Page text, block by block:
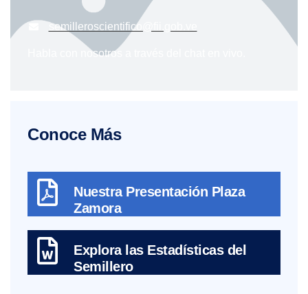
semilleroscientifico@fii.gob.ve
Habla con nosotros a través del chat en vivo.
Conoce Más
Nuestra Presentación Plaza
Zamora
Explora las Estadísticas del
Semillero